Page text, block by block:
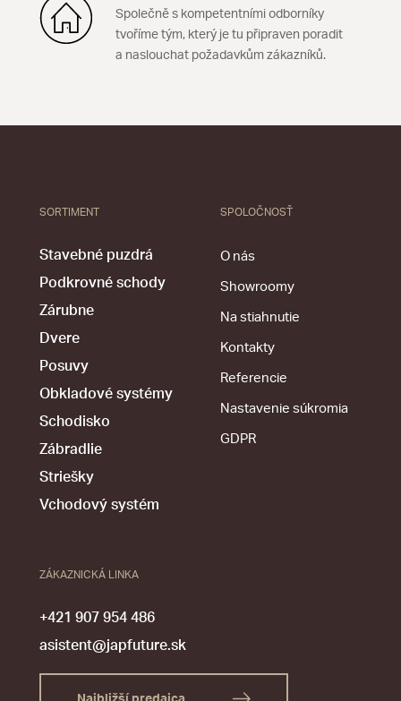
Společně s kompetentními odborníky
tvoříme tým, který je tu připraven poradit
a naslouchat požadavkům zákazníků.
SORTIMENT
Stavebné puzdrá
Podkrovné schody
Zárubne
Dvere
Posuvy
Obkladové systémy
Schodisko
Zábradlie
Striešky
Vchodový systém
SPOLOČNOSŤ
O nás
Showroomy
Na stiahnutie
Kontakty
Referencie
Nastavenie súkromia
GDPR
ZÁKAZNICKÁ LINKA
+421 907 954 486
asistent@japfuture.sk